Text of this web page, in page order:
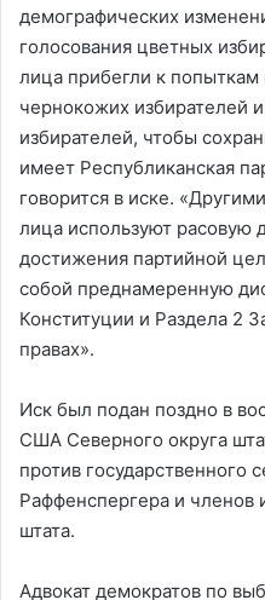
демографических
голосования цветных
лица прибегли к попыткам
чернокожих избирателей
избирателей, чтобы
имеет Республиканская
говорится в иске.
лица используют расовую
достижения партийной
собой преднамеренную
Конституции и Раздела 2
правах».
Иск был подан поздно в
США Северного округа
против
Раффенспергера и членов
штата.
Адвокат демократов по